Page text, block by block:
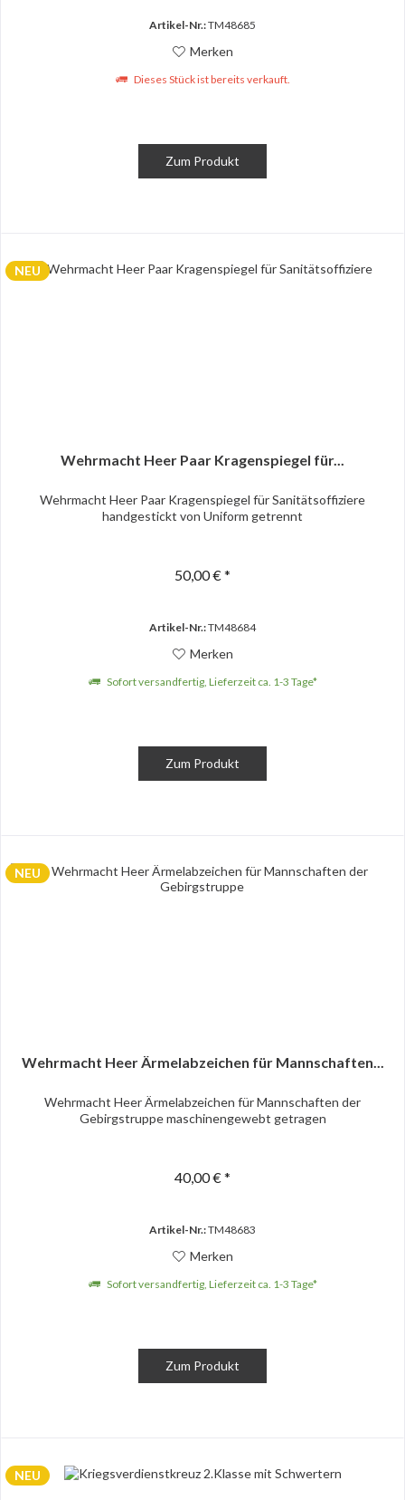
Artikel-Nr.:TM48685
Merken
Dieses Stück ist bereits verkauft.
Zum Produkt
NEU
Wehrmacht Heer Paar Kragenspiegel für...
Wehrmacht Heer Paar Kragenspiegel für Sanitätsoffiziere
handgestickt von Uniform getrennt
50,00 € *
Artikel-Nr.:TM48684
Merken
Sofort versandfertig, Lieferzeit ca. 1-3 Tage*
Zum Produkt
NEU
Wehrmacht Heer Ärmelabzeichen für Mannschaften...
Wehrmacht Heer Ärmelabzeichen für Mannschaften der
Gebirgstruppe maschinengewebt getragen
40,00 € *
Artikel-Nr.:TM48683
Merken
Sofort versandfertig, Lieferzeit ca. 1-3 Tage*
Zum Produkt
NEU